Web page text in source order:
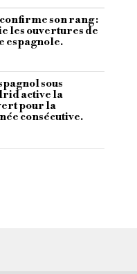
son rang :
les ouvertures de
espagnole.
sous
active la
pour la
consécutive.